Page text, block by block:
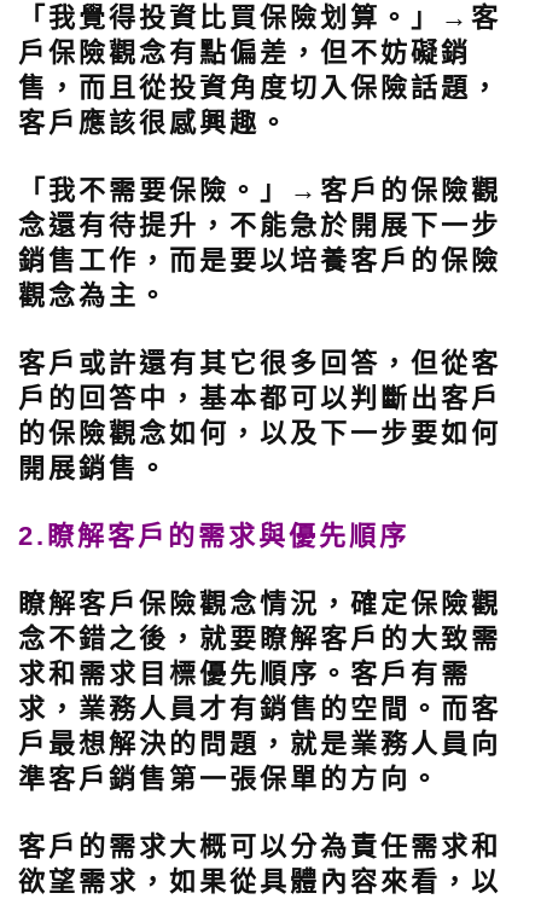
「我覺得投資比買保險划算。」
→客
戶保險觀念有點偏差，但不妨礙銷
售，而且從投資角度切入保險話題，
客戶應該很感興趣。
「我不需要保險。」
→客戶的保險觀
念還有待提升，不能急於開展下一步
銷售工作，而是要以培養客戶的保險
觀念為主。
客戶或許還有其它很多回答，但從客
戶的回答中，基本都可以判斷出客戶
的保險觀念如何，以及下一步要如何
開展銷售。
2.瞭解客戶的需求與優先順序
瞭解客戶保險觀念情況，確定保險觀
念不錯之後，就要瞭解客戶的大致需
求和需求目標優先順序。客戶有需
求，業務人員才有銷售的空間。而客
戶最想解決的問題，就是業務人員向
準客戶銷售第一張保單的方向。
客戶的需求大概可以分為責任需求和
欲望需求，如果從具體內容來看，以